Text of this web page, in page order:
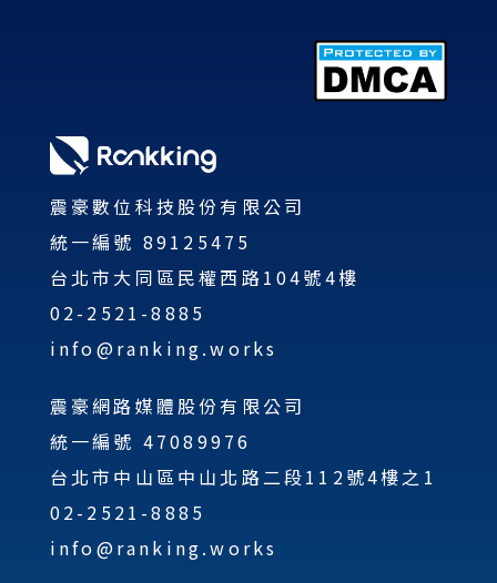
震豪數位科技股份有限公司
統一編號 89125475
台北市大同區民權西路104號4樓
02-2521-8885
info@ranking.works
震豪網路媒體股份有限公司
統一編號 47089976
台北市中山區中山北路二段112號4樓之1
02-2521-8885
info@ranking.works